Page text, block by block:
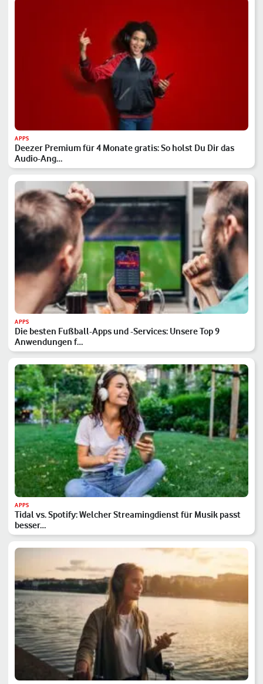
APPS
Deezer Premium für 4 Monate gratis: So holst Du Dir das
Audio-Ang…
APPS
Die besten Fußball-Apps und -Services: Unsere Top 9
Anwendungen f…
APPS
Tidal vs. Spotify: Welcher Streamingdienst für Musik passt
besser…